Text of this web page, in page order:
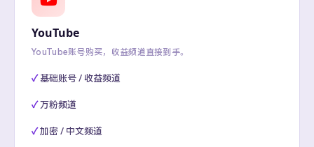
YouTube
YouTube账号购买，收益频道直接到手。
基础账号 / 收益频道
万粉频道
加密 / 中文频道